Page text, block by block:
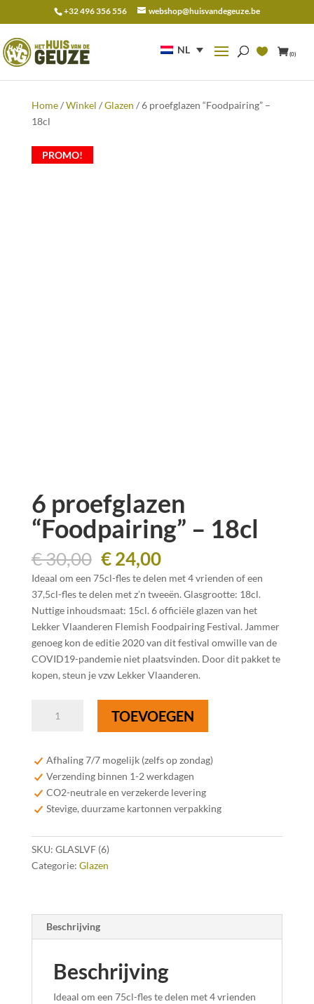
+32 496 356 556 webshop@huisvandegeuze.be
NL (0)
naar:
Home/Winkel /Glazen / 6 proefglazen “Foodpairing” –
18cl
PROMO!
6 proefglazen
“Foodpairing” – 18cl
€30,00 Oorspronkelijke
prijs
was:
€ 30,00.
€24,00Huidige
prijs
is:
€ 24,00.
Ideaal om een 75cl-fles te delen met 4 vrienden of een
37,5cl-fles te delen met z’n tweeën. Glasgrootte: 18cl.
Nuttige inhoudsmaat: 15cl. 6 officiële glazen van het
Lekker Vlaanderen Flemish Foodpairing Festival. Jammer
genoeg kon de editie 2020 van dit festival omwille van de
COVID19-pandemie niet plaatsvinden. Door dit pakket te
kopen, steun je vzw Lekker Vlaanderen.
proefglazen
18cl
aantal
TOEVOEGEN
Afhaling 7/7 mogelijk (zelfs op zondag)
Verzending binnen 1-2 werkdagen
CO2-neutrale en verzekerde levering
Stevige, duurzame kartonnen verpakking
SKU: GLASLVF (6)
Categorie: Glazen
Beschrijving
Beschrijving
Ideaal om een 75cl-fles te delen met 4 vrienden